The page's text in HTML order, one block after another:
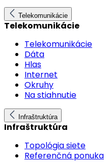
Telekomunikácie
Telekomunikácie
Telekomunikácie
Dáta
Hlas
Internet
Okruhy
Na stiahnutie
Infraštruktúra
Infraštruktúra
Topológia siete
Referenčná ponuka